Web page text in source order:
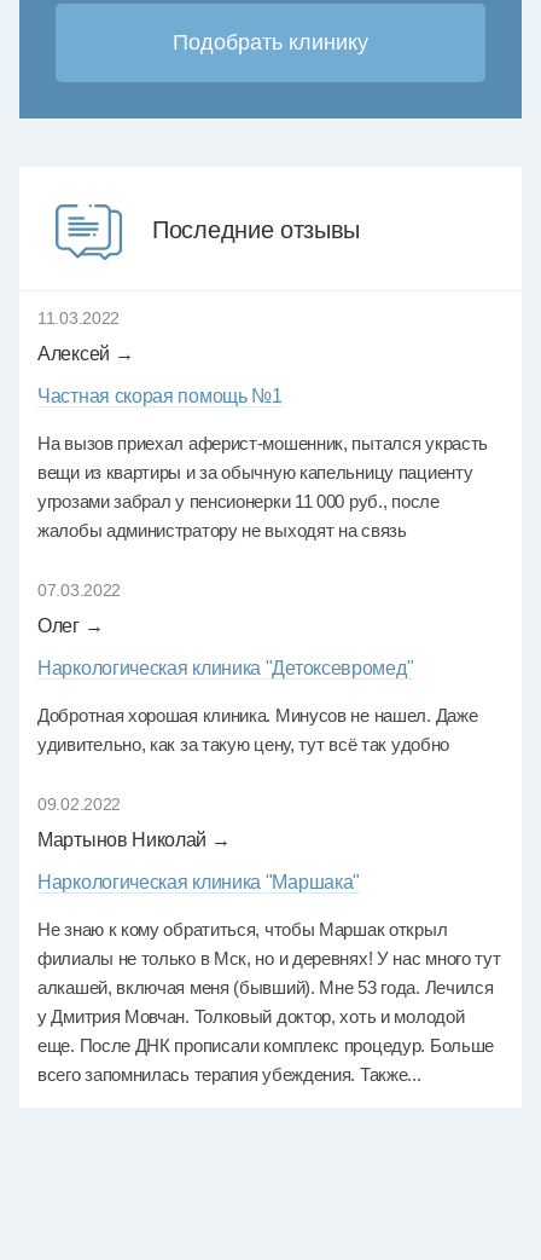
Последние отзывы
11.03.2022
Алексей →
Частная скорая помощь №1
На вызов приехал аферист-мошенник, пытался украсть
вещи из квартиры и за обычную капельницу пациенту
угрозами забрал у пенсионерки 11 000 руб., после
жалобы администратору не выходят на связь
07.03.2022
Олег →
Наркологическая клиника "Детоксевромед"
Добротная хорошая клиника. Минусов не нашел. Даже
удивительно, как за такую цену, тут всё так удобно
09.02.2022
Мартынов Николай →
Наркологическая клиника "Маршака"
Не знаю к кому обратиться, чтобы Маршак открыл
филиалы не только в Мск, но и деревнях! У нас много тут
алкашей, включая меня (бывший). Мне 53 года. Лечился
у Дмитрия Мовчан. Толковый доктор, хоть и молодой
еще. После ДНК прописали комплекс процедур. Больше
всего запомнилась терапия убеждения. Также...